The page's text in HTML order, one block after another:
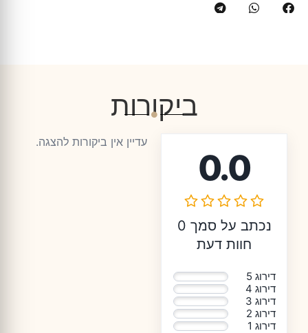
ביקורות
0.0
נכתב על סמך 0
חוות דעת
דירוג 5
דירוג 4
דירוג 3
דירוג 2
דירוג 1
עדיין אין ביקורות להצגה.